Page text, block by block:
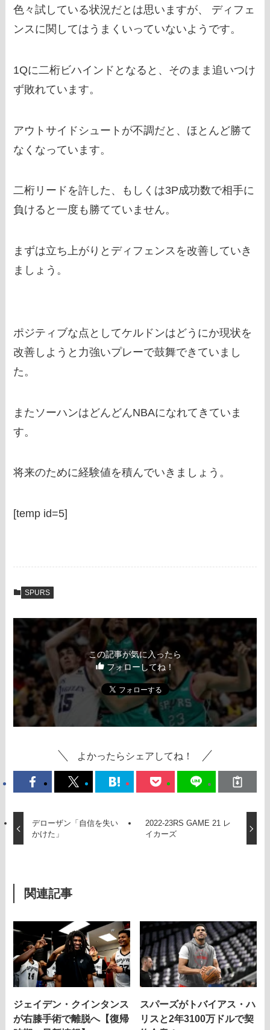
色々試している状況だとは思いますが、 ディフェ
ンスに関してはうまくいっていないようです。
1Qに二桁ビハインドとなると、そのまま追いつけ
ず敗れています。
アウトサイドシュートが不調だと、ほとんど勝て
なくなっています。
二桁リードを許した、もしくは3P成功数で相手に
負けると一度も勝てていません。
まずは立ち上がりとディフェンスを改善していき
ましょう。
ポジティブな点としてケルドンはどうにか現状を
改善しようと力強いプレーで鼓舞できていまし
た。
またソーハンはどんどんNBAになれてきていま
す。
将来のために経験値を積んでいきましょう。
[temp id=5]
SPURS
この記事が気に入ったら
フォローしてね！
よかったらシェアしてね！
デローザン「自信を失い
かけた」
2022-23RS GAME 21 レ
イカーズ
関連記事
ジェイデン・クインタンス
が右膝手術で離脱へ【復帰
スパーズがトバイアス・ハ
リスと2年3100万ドルで契